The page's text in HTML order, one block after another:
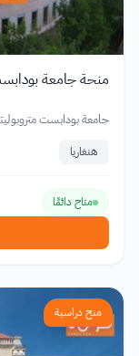
منحة جامعة بودابست
جامعة بودابست
هنغاريا
متاح دائمًا
منح دراسية